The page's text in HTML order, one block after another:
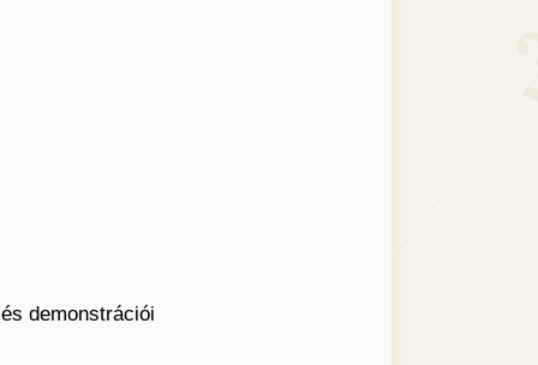
demonstrációi